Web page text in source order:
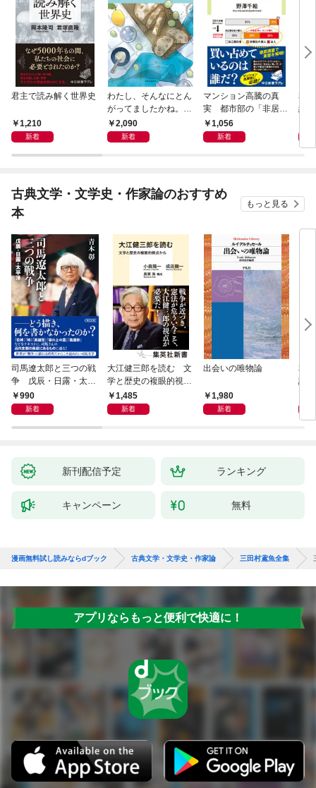
君主で読み解く世界史
1,210
新着
わたし、そんなにとん
がってましたかね。
獅子座、Ａ型、丙午は
めぐる
2,090
新着
マンション高騰の真
実 都市部の「非居住
化」が街を壊す
1,056
新着
私
紀
古典文学・文学史・作家論のおすすめ
本
もっと見る
司馬遼太郎と三つの戦
争 戊辰・日露・太平
洋990
新着
大江健三郎を読む 文
学と歴史の複眼的視点
から1,485
新着
出会いの唯物論
1,980
新着
本
話）
新刊配信予定 ランキング
キャンペーン 無料
漫画無料試し読みならdブック 古典文学・文学史・作家論 三田村鳶魚全集
アプリならもっと便利で快適に！